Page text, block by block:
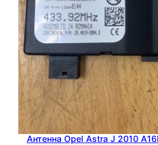
Антенна Opel Astra J 2010